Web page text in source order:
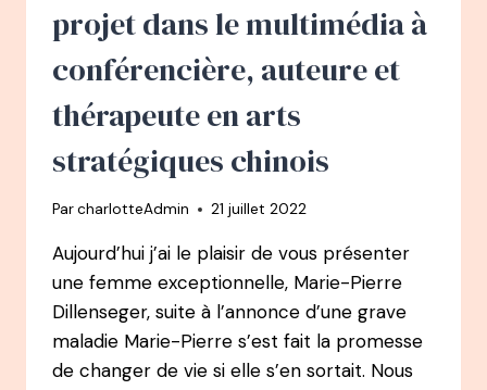
projet dans le multimédia à
conférencière, auteure et
thérapeute en arts
stratégiques chinois
ParcharlotteAdmin 21 juillet 2022
Aujourd’hui j’ai le plaisir de vous présenter
une femme exceptionnelle, Marie-Pierre
Dillenseger, suite à l’annonce d’une grave
maladie Marie-Pierre s’est fait la promesse
de changer de vie si elle s’en sortait. Nous